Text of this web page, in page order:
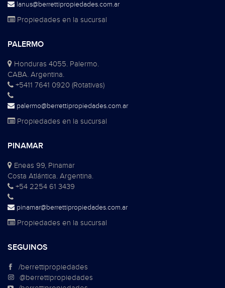
lanus@berrettipropiedades.com.ar
Propiedades en la sucursal
PALERMO
Honduras 4055. Palermo.
CABA. Argentina.
+5411 7641 0920 (Rotativas)
palermo@berrettipropiedades.com.ar
Propiedades en la sucursal
PINAMAR
Eneas 99, Pinamar
Costa Atlántica. Argentina.
+54 2254 61 3439
pinamar@berrettipropiedades.com.ar
Propiedades en la sucursal
SEGUINOS
/berrettipropiedades
@berrettipropiedades